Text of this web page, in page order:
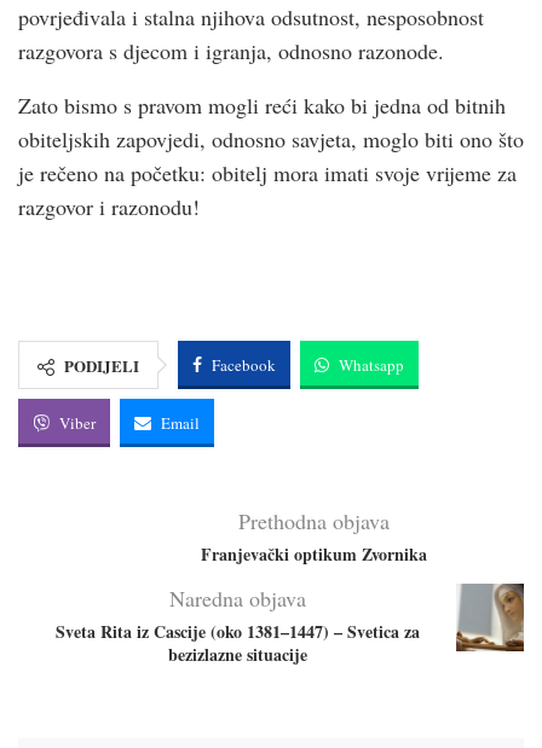
povrjeđivala i stalna njihova odsutnost, nesposobnost
razgovora s djecom i igranja, odnosno razonode.
Zato bismo s pravom mogli reći kako bi jedna od bitnih
obiteljskih zapovjedi, odnosno savjeta, moglo biti ono što
je rečeno na početku: obitelj mora imati svoje vrijeme za
razgovor i razonodu!
PODIJELI Facebook Whatsapp
Viber Email
Prethodna objava
Franjevački optikum Zvornika
Naredna objava
Sveta Rita iz Cascije (oko 1381–1447) – Svetica za
bezizlazne situacije